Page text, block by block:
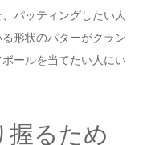
パッティングしたい人
形状のパターがクラン
ールを当てたい人にい
握るため